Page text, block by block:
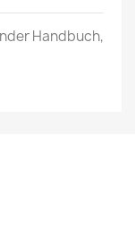
Handbuch,